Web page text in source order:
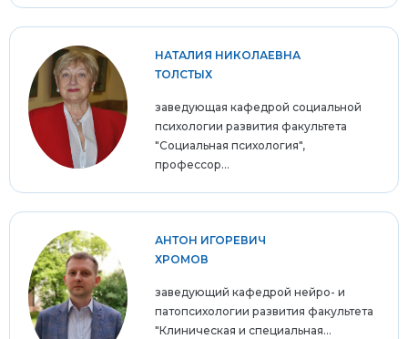
НАТАЛИЯ НИКОЛАЕВНА
ТОЛСТЫХ
заведующая кафедрой социальной
психологии развития факультета
"Социальная психология",
профессор...
АНТОН ИГОРЕВИЧ
ХРОМОВ
заведующий кафедрой нейро- и
патопсихологии развития факультета
"Клиническая и специальная...